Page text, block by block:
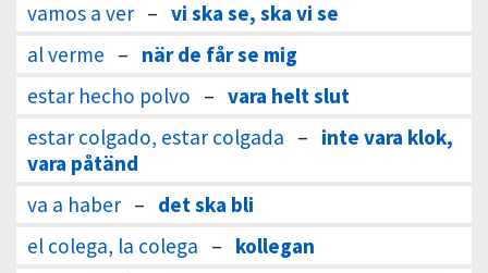
vamos a ver – vi ska se, ska vi se
al verme – när de får se mig
estar hecho polvo – vara helt slut
estar colgado, estar colgada – inte vara klok,
vara påtänd
va a haber – det ska bli
el colega, la colega – kollegan